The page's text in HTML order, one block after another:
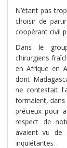
N’étant pas
choisir de
coopérant civil
Dans le
chirurgiens
en Afrique en
dont
ne contestait
formaient, dans
précieux pour
respect de
avaient vu de
inquiétantes…